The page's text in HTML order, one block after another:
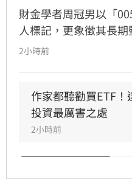
財金學者周冠男以「
人標記，更象徵其長
他透過學術研究與親身
心不在於預測行情，
長。為推廣此理念，
日舉辦「不再選股必
男解析行為財務學與
在市場震盪中穩健獲
資人報名參加，掌握
2小時前
作家都聽勸買ETF！
投資最厲害之處
2小時前